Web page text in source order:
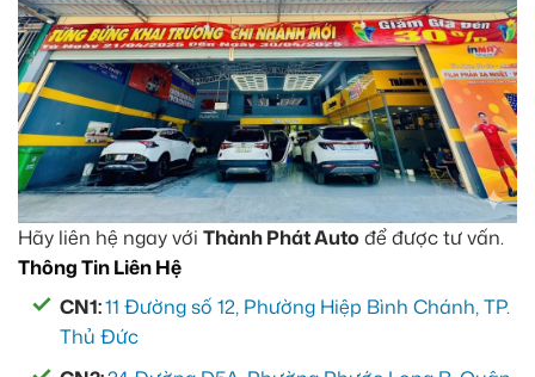
Hãy liên hệ ngay với Thành Phát Auto để được tư vấn.
Thông Tin Liên Hệ
CN1:11 Đường số 12, Phường Hiệp Bình Chánh, TP.
Thủ Đức